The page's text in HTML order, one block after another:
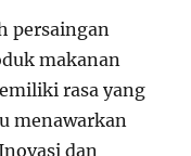
persaingan
makanan
rasa yang
menawarkan
dan